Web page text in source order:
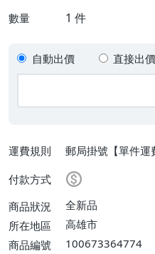
數量 1 件
自動出價 直接出價
運費規則
郵局掛號【單件
免運費】
付款方式
商品狀況
全新品
所在地區
高雄市
商品編號
100673364774